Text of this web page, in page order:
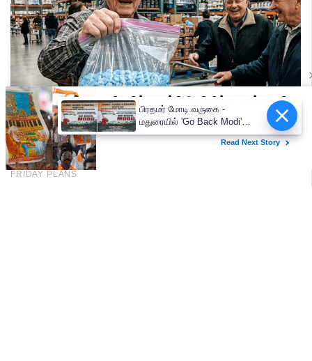
பிரதமர் மோடி வருகை -
மதுரையில் 'Go Back Modi'
போஸ்டர்களால் பரபரப்பு!